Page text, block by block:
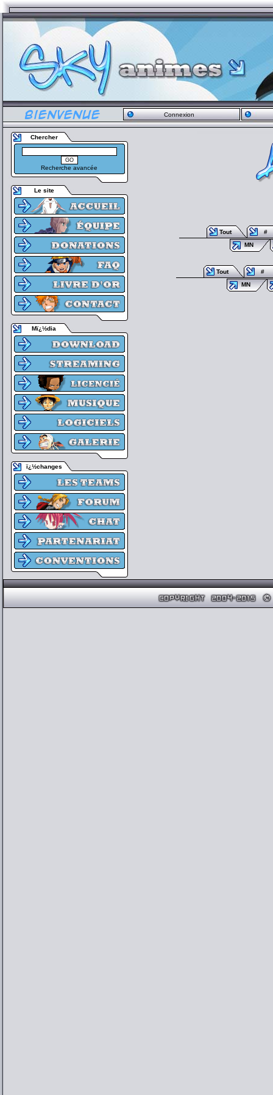
Connexion
Chercher
Recherche avancée
Le site
Mï¿½dia
ï¿½changes
Tout
#
MN
Tout
#
MN